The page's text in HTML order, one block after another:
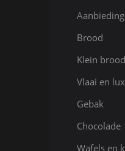
Brood
Klein brood
Vlaai en
Gebak
Chocolade
Wafels en